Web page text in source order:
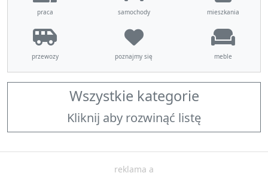
praca samochody mieszkania
przewozy poznajmy się meble
Wszystkie kategorie
Kliknij aby rozwinąć listę
reklama a